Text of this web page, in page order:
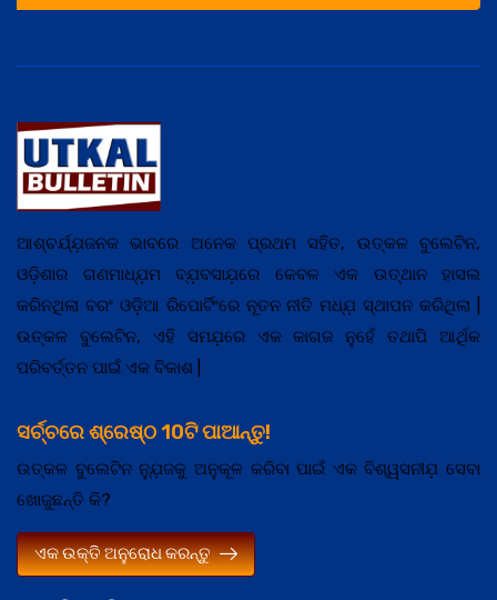
ଆଶ୍ଚର୍ଯ୍ଯ଼ଜନକ ଭାବରେ ଅନେକ ପ୍ରଥମ ସହିତ, ଉତ୍କଳ ବୁଲେଟିନ,
ଓଡ଼ିଶାର ଗଣମାଧ୍ଯ଼ମ ବ୍ଯ଼ବସାଯ଼ରେ କେବଳ ଏକ ଉତ୍ଥାନ ହାସଲ
କରିନଥିଲା ବରଂ ଓଡ଼ିଆ ରିପୋର୍ଟିଂରେ ନୂତନ ନୀତି ମଧ୍ଯ଼ ସ୍ଥାପନ କରିଥିଲା |
ଉତ୍କଳ ବୁଲେଟିନ, ଏହି ସମଯ଼ରେ ଏକ କାଗଜ ନୁହେଁ ତଥାପି ଆର୍ଥିକ
ପରିବର୍ତ୍ତନ ପାଇଁ ଏକ ବିକାଶ |
ସର୍ଚ୍ଚରେ ଶ୍ରେଷ୍ଠ 10ଟି ପାଆନ୍ତୁ!
ଉତ୍କଳ ବୁଲେଟିନ ନ୍ଯ଼ୁଜକୁ ଅନୁକୂଳ କରିବା ପାଇଁ ଏକ ବିଶ୍ୱସନୀଯ଼ ସେବା
ଖୋଜୁଛନ୍ତି କି?
ଏକ ଉକ୍ତି ଅନୁରୋଧ କରନ୍ତୁ